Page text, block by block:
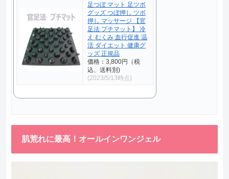
足つぼ マット 足ツボ
グッズ つぼ押し ツボ
押し マッサージ 【官
足法 プチマット】 冷
え むくみ 血行促進 温
活 ダイエット 健康グ
ッズ 正規品
価格：3,800円（税
込、送料別)
(2023/5/13時点)
肌荒れに最高！オールインワンジェル